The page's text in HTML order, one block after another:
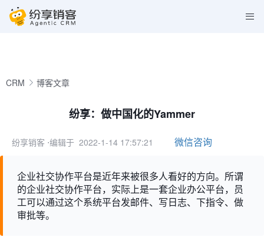
CRM 博客文章
纷享：做中国化的Yammer
纷享销客 ⋅编辑于 2022-1-14 17:57:21 微信咨询
企业社交协作平台是近年来被很多人看好的方向。所谓
的企业社交协作平台，实际上是一套企业办公平台，员
工可以通过这个系统平台发邮件、写日志、下指令、做
审批等。